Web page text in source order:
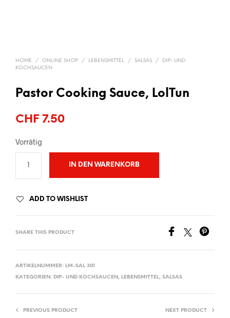
HOME / ONLINE SHOP / LEBENSMITTEL / SALSAS /
DIP- UND
KOCHSAUCEN
Pastor Cooking Sauce, LolTun
CHF 7.50
Vorrätig
IN DEN WARENKORB
ADD TO WISHLIST
SHARE THIS PRODUCT
ARTIKELNUMMER: LM-SAL 301
KATEGORIEN: DIP- UND KOCHSAUCEN , LEBENSMITTEL, SALSAS
PREVIOUS PRODUCT NEXT PRODUCT